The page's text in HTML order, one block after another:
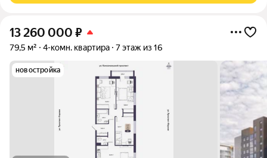
13 260 000 ₽
79,5 м² 4-комн. квартира 7 этаж из 16
новостройка